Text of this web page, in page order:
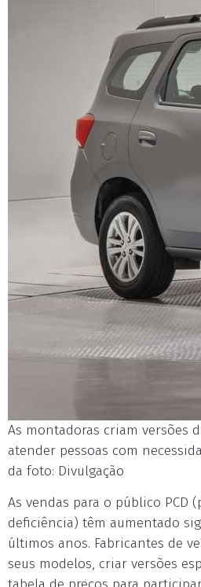
As montadoras criam versões
atender pessoas com
da foto: Divulgação
As vendas para o público PCD
deficiência) têm aumentado
últimos anos. Fabricantes de
seus modelos, criar versões